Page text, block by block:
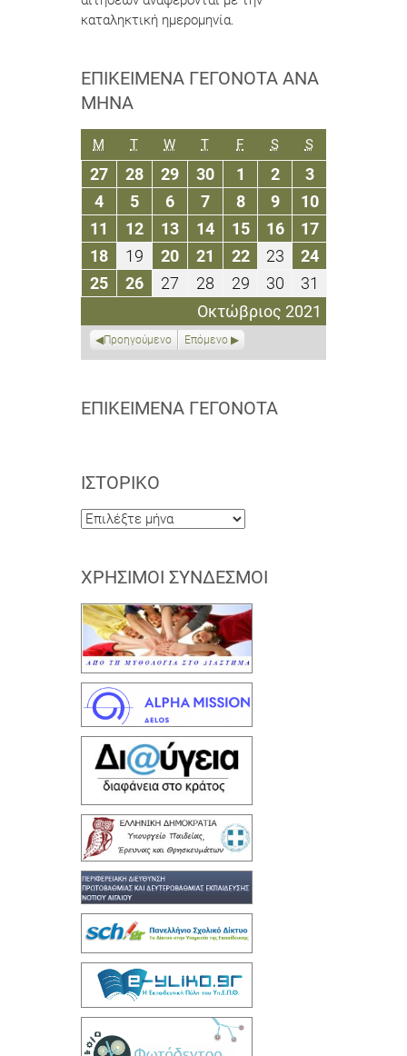
καταληκτική ημερομηνία.
ΕΠΙΚΕΊΜΕΝΑ ΓΕΓΟΝΌΤΑ ΑΝΆ
ΜΉΝΑ
Οκτώβριος 2021
M ΔΕΥΤΈΡΑ
TΤΡΊΤΗ
WΤΕΤΆΡΤΗ
TΠΈΜΠΤΗ
FΠΑΡΑΣΚΕΥΉ
SΣΆΒΒΑΤΟ
SΚΥΡΙΑΚΉ
2727
Σεπτεμβρίου
2021
2828
Σεπτεμβρίου
2021
2929
Σεπτεμβρίου
2021
3030
Σεπτεμβρίου
2021
1
Οκτωβρίου
2021
22
Οκτωβρίου
2021
33
Οκτωβρίου
2021
44
Οκτωβρίου
2021
55
Οκτωβρίου
2021
66
Οκτωβρίου
2021
77
Οκτωβρίου
2021
88
Οκτωβρίου
2021
99
Οκτωβρίου
2021
1010
Οκτωβρίου
2021
11
Οκτωβρίου
2021
1212
Οκτωβρίου
2021
1313
Οκτωβρίου
2021
1414
Οκτωβρίου
2021
1515
Οκτωβρίου
2021
1616
Οκτωβρίου
2021
1717
Οκτωβρίου
2021
1818
Οκτωβρίου
2021
19
Οκτωβρίου
2021
2020
Οκτωβρίου
2021
21
Οκτωβρίου
2021
2222
Οκτωβρίου
2021
2323
Οκτωβρίου
2021
2424
Οκτωβρίου
2021
2525
Οκτωβρίου
2626
Οκτωβρίου
27
Οκτωβρίου
2021
28
Οκτωβρίου
2021
2929
Οκτωβρίου
2021
3030
Οκτωβρίου
2021
31
Οκτωβρίου
2021
Προηγούμενο Επόμενο
ΕΠΙΚΕΊΜΕΝΑ ΓΕΓΟΝΌΤΑ
ΙΣΤΟΡΙΚΌ
Ιστορικό
ΧΡΉΣΙΜΟΙ ΣΎΝΔΕΣΜΟΙ